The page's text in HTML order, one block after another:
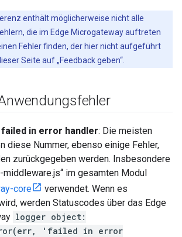
enthält möglicherweise nicht alle
die im Edge Microgateway auftreten
Fehler finden, der hier nicht aufgeführt
Seite auf „Feedback geben“.
failed in error handler: Die meisten
diese Nummer, ebenso einige Fehler,
zurückgegeben werden. Insbesondere
middleware.js“ im gesamten Modul
core
verwendet. Wenn es
werden Statuscodes über das Edge
logger object:
'failed in error